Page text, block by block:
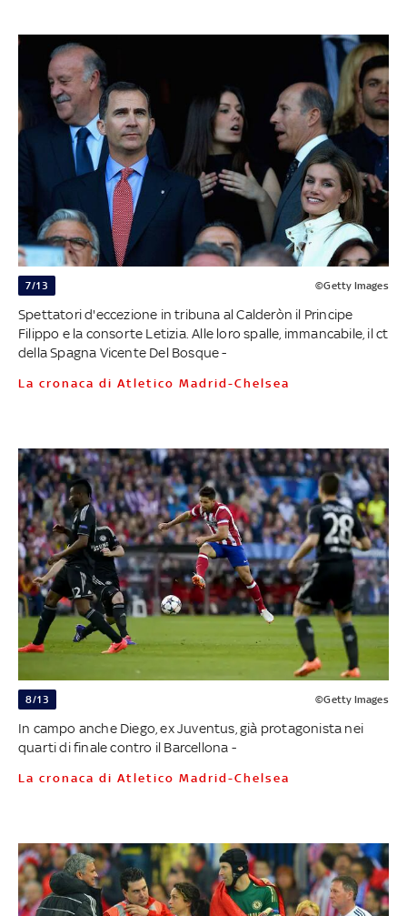
7/13 ©Getty Images
Spettatori d'eccezione in tribuna al Calderòn il Principe
Filippo e la consorte Letizia. Alle loro spalle, immancabile, il ct
della Spagna Vicente Del Bosque -
La cronaca di Atletico Madrid-Chelsea
8/13 ©Getty Images
In campo anche Diego, ex Juventus, già protagonista nei
quarti di finale contro il Barcellona -
La cronaca di Atletico Madrid-Chelsea